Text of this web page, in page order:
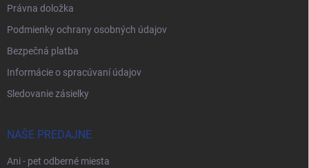
Právna doložka
Podmienky ochrany osobných údajov
Bezpečná platba
Informácie o spracúvaní údajov
Sledovanie zásielky
NAŠE PREDAJNE
Ani - pet odberné miesta